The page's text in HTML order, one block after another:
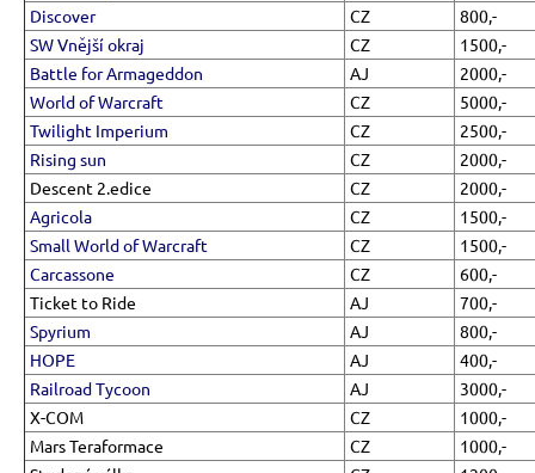
Discover
CZ
800,-
SW Vnější okraj
CZ
1500,-
Battle for Armageddon
AJ
2000,-
World of Warcraft
CZ
5000,-
Twilight Imperium
CZ
2500,-
Rising sun
CZ
2000,-
Descent 2.edice
CZ
2000,-
Agricola
CZ
1500,-
Small World of Warcraft
CZ
1500,-
Carcassone
CZ
600,-
Ticket to Ride
AJ
700,-
Spyrium
AJ
800,-
HOPE
AJ
400,-
Railroad Tycoon
AJ
3000,-
X-COM
CZ
1000,-
Mars Teraformace
CZ
1000,-
D
o
p
o
r
u
č
u
e